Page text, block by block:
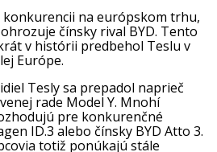
konkurencii na európskom trhu,
čínsky rival BYD. Tento
v histórii predbehol Teslu v
Európe.
Tesly sa prepadol naprieč
rade Model Y. Mnohí
pre konkurenčné
ID.3 alebo čínsky BYD Atto 3.
totiž ponúkajú stále